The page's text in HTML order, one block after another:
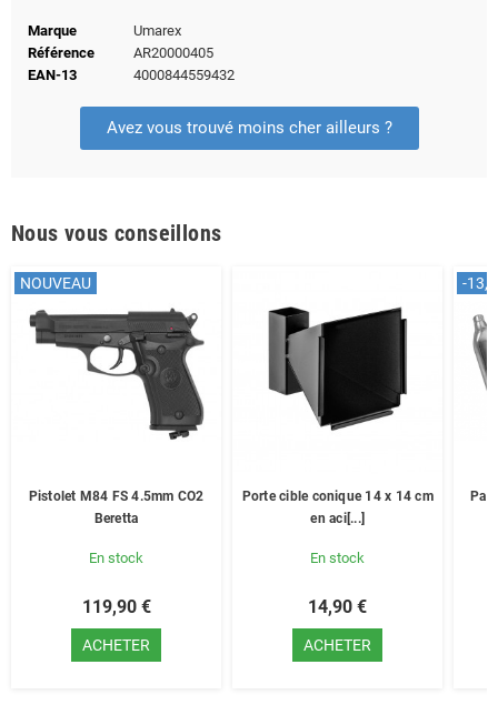
Marque
Umarex
Référence
AR20000405
EAN-13
4000844559432
Avez vous trouvé moins cher ailleurs ?
Nous vous conseillons
NOUVEAU
Pistolet M84 FS 4.5mm CO2
Beretta
En stock
119,90 €
ACHETER
Porte cible conique 14 x 14 cm
en aci[...]
En stock
14,90 €
ACHETER
-